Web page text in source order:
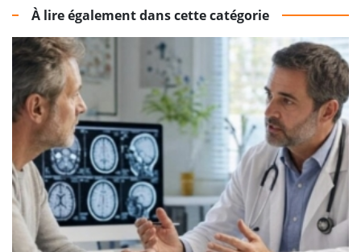
À lire également dans cette catégorie